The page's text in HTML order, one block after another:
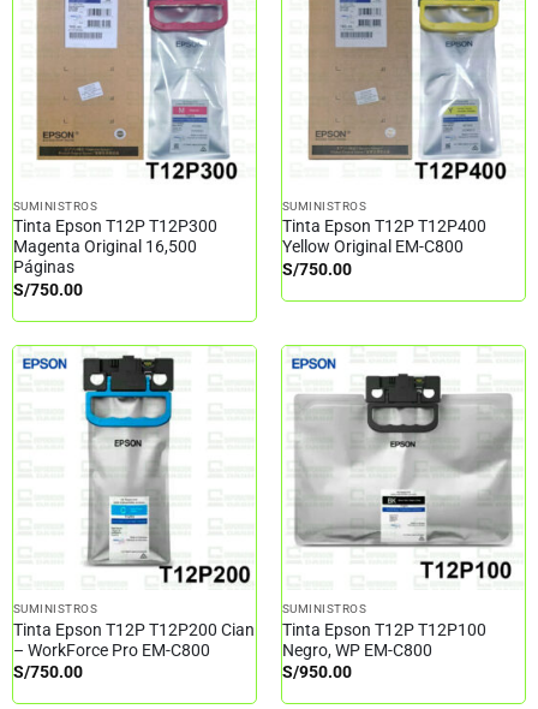
SUMINISTROS
Tinta Epson T12P T12P300
Magenta Original 16,500
Páginas
S/750.00
SUMINISTROS
Tinta Epson T12P T12P400
Yellow Original EM-C800
S/750.00
SUMINISTROS
Tinta Epson T12P T12P200 Cian
– WorkForce Pro EM-C800
S/750.00
SUMINISTROS
Tinta Epson T12P T12P100
Negro, WP EM-C800
S/950.00